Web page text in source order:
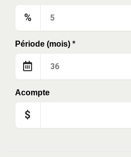
%
Période (mois) *
Acompte
$